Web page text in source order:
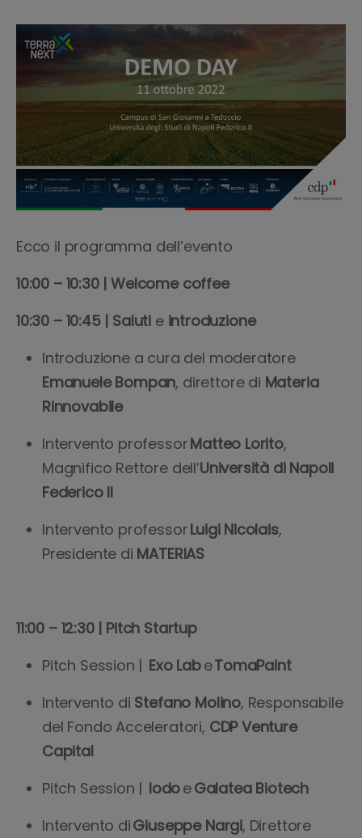
Ecco il programma dell’evento
10:00 – 10:30 | Welcome coffee
10:30 – 10:45 | Saluti eintroduzione
Introduzione a cura del moderatore
Emanuele Bompan, direttore di Materia
Rinnovabile
Intervento professorMatteo Lorito,
Magnifico Rettore dell’Università di Napoli
Federico II
Intervento professorLuigi Nicolais,
Presidente di MATERIAS
11:00 – 12:30 | Pitch Startup
Pitch Session | Exo LabeTomaPaint
Intervento di Stefano Molino, Responsabile
del Fondo Acceleratori, CDP Venture
Capital
Pitch Session | IodoeGalatea Biotech
Intervento diGiuseppe Nargi, Direttore